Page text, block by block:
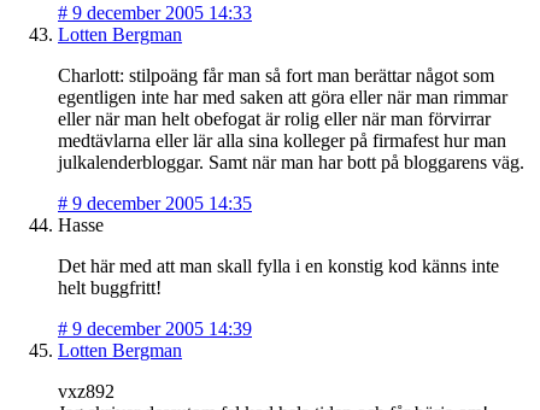
# 9 december 2005 14:33
Lotten Bergman
Charlott: stilpoäng får man så fort man berättar något som
egentligen inte har med saken att göra eller när man rimmar
eller när man helt obefogat är rolig eller när man förvirrar
medtävlarna eller lär alla sina kolleger på firmafest hur man
julkalenderbloggar. Samt när man har bott på bloggarens väg.
# 9 december 2005 14:35
Hasse
Det här med att man skall fylla i en konstig kod känns inte
helt buggfritt!
# 9 december 2005 14:39
Lotten Bergman
vxz892